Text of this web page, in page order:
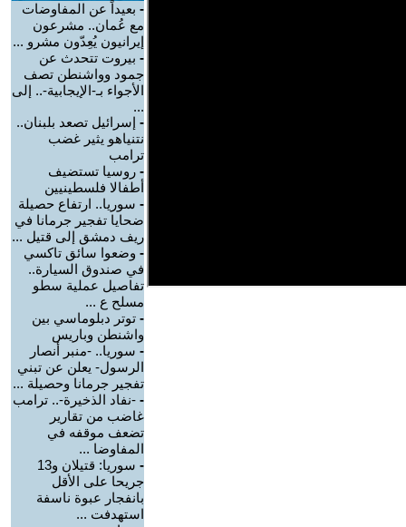
- بعيداً عن المفاوضات
مع عُمان.. مشرعون
إيرانيون يُعِدّون مشرو ...
- بيروت تتحدث عن
جمود وواشنطن تصف
الأجواء بـ-الإيجابية-.. إلى
...
- إسرائيل تصعد بلبنان..
نتنياهو يثير غضب
ترامب
- روسيا تستضيف
أطفالا فلسطينيين
- سوريا.. ارتفاع حصيلة
ضحايا تفجير جرمانا في
ريف دمشق إلى قتيل ...
- وضعوا سائق تاكسي
في صندوق السيارة..
تفاصيل عملية سطو
مسلح ع ...
- توتر دبلوماسي بين
واشنطن وباريس
- سوريا.. -منبر أنصار
الرسول- يعلن عن تبني
تفجير جرمانا وحصيلة ...
- -نفاد الذخيرة-.. ترامب
غاضب من تقارير
تضعف موقفه في
المفاوضا ...
-
سوريا: قتيلان و13
جريحا على الأقل
بانفجار عبوة ناسفة
استهدفت ...